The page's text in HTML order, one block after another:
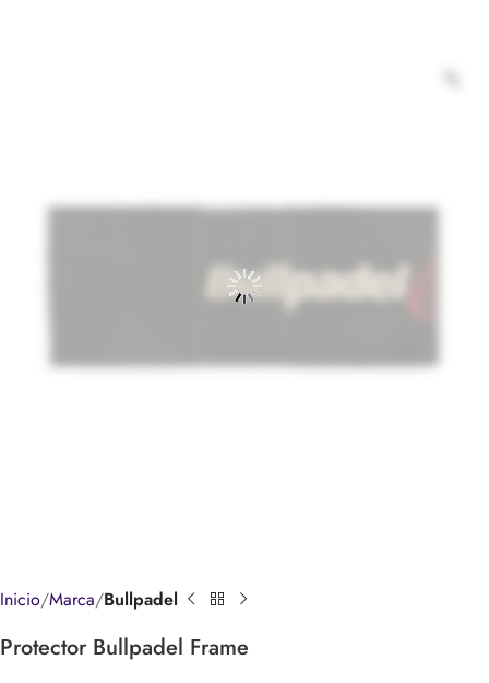
Inicio Marca Bullpadel
Protector Bullpadel Frame